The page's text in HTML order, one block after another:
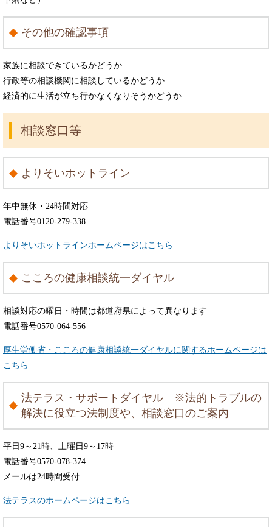
その他の確認事項
家族に相談できているかどうか
行政等の相談機関に相談しているかどうか
経済的に生活が立ち行かなくなりそうかどうか
相談窓口等
よりそいホットライン
年中無休・24時間対応
電話番号0120-279-338
よりそいホットラインホームページはこちら
こころの健康相談統一ダイヤル
相談対応の曜日・時間は都道府県によって異なります
電話番号0570-064-556
厚生労働省・こころの健康相談統一ダイヤルに関するホームページは
こちら
法テラス・サポートダイヤル ※法的トラブルの
解決に役立つ法制度や、相談窓口のご案内
平日9～21時、土曜日9～17時
電話番号0570-078-374
メールは24時間受付
法テラスのホームページはこちら